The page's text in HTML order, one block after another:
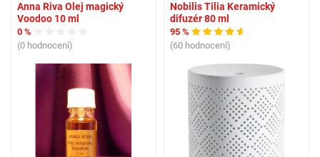
Anna Riva Olej magický
Voodoo 10 ml
0 %
(0 hodnocení)
Nobilis Tilia Keramický
difuzér 80 ml
95 %
(60 hodnocení)